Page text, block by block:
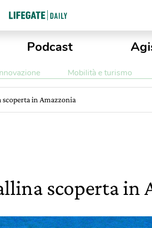
Podcast
Mobilità e turismo
in Amazzonia
scoperta in